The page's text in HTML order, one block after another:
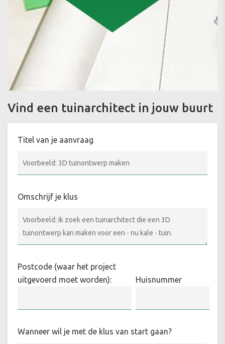
Vind een tuinarchitect in jouw buurt
Titel van je aanvraag
Omschrijf je klus
Postcode (waar het project
uitgevoerd moet worden):
Huisnummer
Wanneer wil je met de klus van start gaan?